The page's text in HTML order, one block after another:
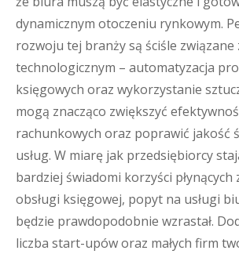
dynamicznym otoczeniu rynkowym.
rozwoju tej branży są ściśle związane
technologicznym – automatyzacja
księgowych oraz wykorzystanie
mogą znacząco zwiększyć
rachunkowych oraz poprawić jakość
usług. W miarę jak przedsiębiorcy
bardziej świadomi korzyści
obsługi księgowej, popyt na usługi
będzie prawdopodobnie wzrastał.
liczba start-upów oraz małych firm